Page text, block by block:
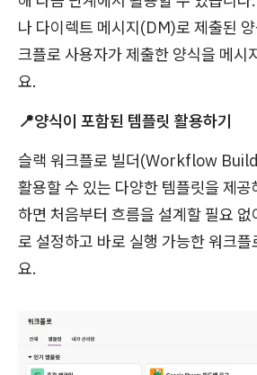
나 다이렉트 메시지(DM)로 제출된
크플로 사용자가 제출한 양식을 메시
요.
📍양식이 포함된 템플릿 활용하기
슬랙 워크플로 빌더(Workflow
활용할 수 있는 다양한 템플릿을 제
하면 처음부터 흐름을 설계할 필요
로 설정하고 바로 실행 가능한 워크플
요.